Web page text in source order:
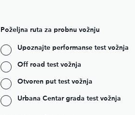
Poželjna ruta za probnu vožnju
Upoznajte performanse test vožnja
Off road test vožnja
Otvoren put test vožnja
Urbana Centar grada test vožnja